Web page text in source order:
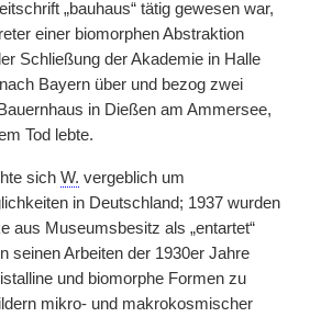
„bauhaus“ tätig gewesen war,
einer biomorphen Abstraktion
Schließung der Akademie in Halle
nach Bayern über und bezog zwei
in Dießen am Ammersee,
Tod lebte.
sich W. vergeblich um
in Deutschland; 1937 wurden
aus Museumsbesitz als „entartet“
seinen Arbeiten der 1930er Jahre
und biomorphe Formen zu
mikro- und makrokosmischer